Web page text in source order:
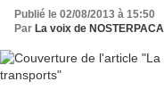
Publié le 02/08/2013 à 15:50
Par La voix de NOSTERPACA